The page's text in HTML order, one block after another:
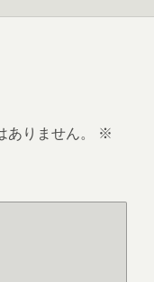
りません。
※